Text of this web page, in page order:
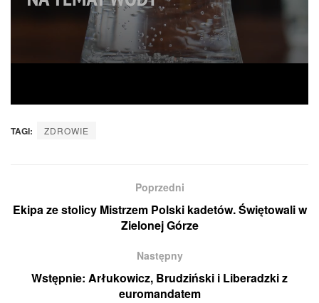
TAGI: ZDROWIE
Poprzedni
Ekipa ze stolicy Mistrzem Polski kadetów. Świętowali w
Zielonej Górze
Następny
Wstępnie: Arłukowicz, Brudziński i Liberadzki z
euromandatem